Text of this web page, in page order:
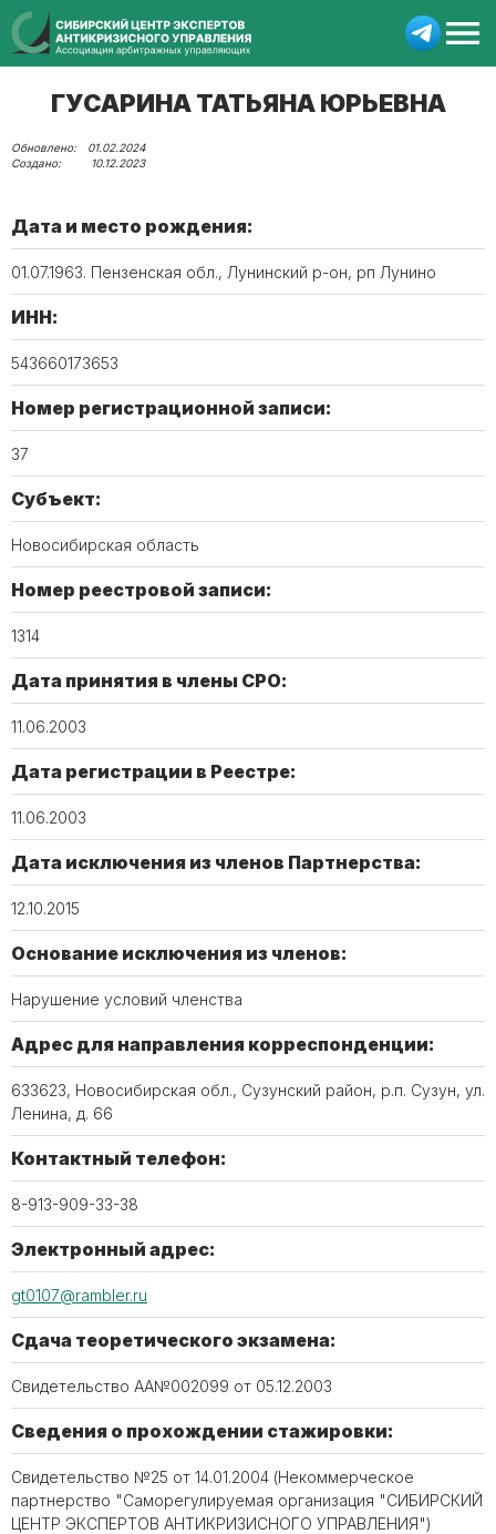
ГУСАРИНА ТАТЬЯНА ЮРЬЕВНА
01.02.2024
10.12.2023
Дата и место рождения:
01.07.1963. Пензенская обл., Лунинский р-он, рп Лунино
ИНН:
543660173653
Номер регистрационной записи:
37
Субъект:
Новосибирская область
Номер реестровой записи:
1314
Дата принятия в члены СРО:
11.06.2003
Дата регистрации в Реестре:
11.06.2003
Дата исключения из членов Партнерства:
12.10.2015
Основание исключения из членов:
Нарушение условий членства
Адрес для направления корреспонденции:
633623, Новосибирская обл., Сузунский район, р.п. Сузун, ул.
Ленина, д. 66
Контактный телефон:
8-913-909-33-38
Электронный адрес:
gt0107@rambler.ru
Сдача теоретического экзамена:
Свидетельство АА№002099 от 05.12.2003
Сведения о прохождении стажировки:
Свидетельство №25 от 14.01.2004 (Некоммерческое
партнерство "Саморегулируемая организация "СИБИРСКИЙ
ЦЕНТР ЭКСПЕРТОВ АНТИКРИЗИСНОГО УПРАВЛЕНИЯ")